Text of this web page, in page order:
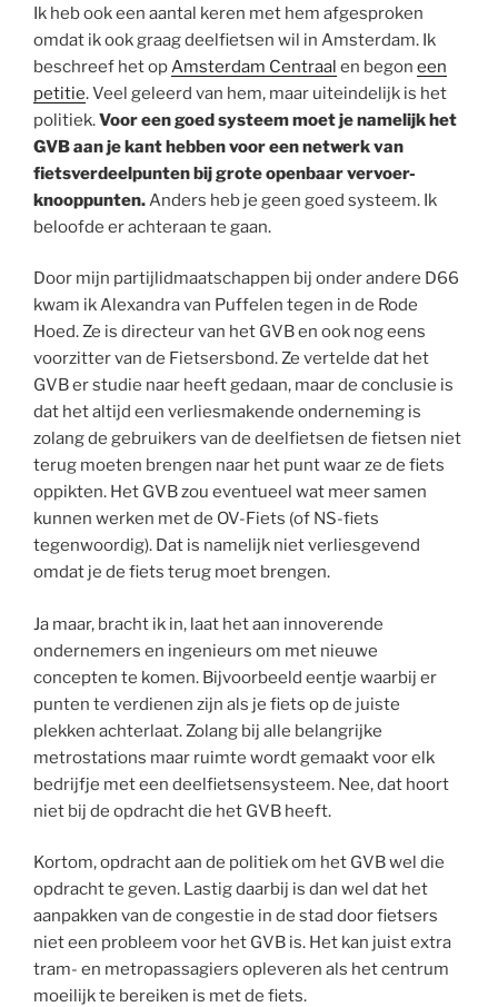
Ik heb ook een aantal keren met hem afgesproken
omdat ik ook graag deelfietsen wil in Amsterdam. Ik
beschreef het op Amsterdam Centraal en begon een
petitie. Veel geleerd van hem, maar uiteindelijk is het
politiek.Voor een goed systeem moet je namelijk het
GVB aan je kant hebben voor een netwerk van
fietsverdeelpunten bij grote openbaar vervoer-
knooppunten. Anders heb je geen goed systeem. Ik
beloofde er achteraan te gaan.
Door mijn partijlidmaatschappen bij onder andere D66
kwam ik Alexandra van Puffelen tegen in de Rode
Hoed. Ze is directeur van het GVB en ook nog eens
voorzitter van de Fietsersbond. Ze vertelde dat het
GVB er studie naar heeft gedaan, maar de conclusie is
dat het altijd een verliesmakende onderneming is
zolang de gebruikers van de deelfietsen de fietsen niet
terug moeten brengen naar het punt waar ze de fiets
oppikten. Het GVB zou eventueel wat meer samen
kunnen werken met de OV-Fiets (of NS-fiets
tegenwoordig). Dat is namelijk niet verliesgevend
omdat je de fiets terug moet brengen.
Ja maar, bracht ik in, laat het aan innoverende
ondernemers en ingenieurs om met nieuwe
concepten te komen. Bijvoorbeeld eentje waarbij er
punten te verdienen zijn als je fiets op de juiste
plekken achterlaat. Zolang bij alle belangrijke
metrostations maar ruimte wordt gemaakt voor elk
bedrijfje met een deelfietsensysteem. Nee, dat hoort
niet bij de opdracht die het GVB heeft.
Kortom, opdracht aan de politiek om het GVB wel die
opdracht te geven. Lastig daarbij is dan wel dat het
aanpakken van de congestie in de stad door fietsers
niet een probleem voor het GVB is. Het kan juist extra
tram- en metropassagiers opleveren als het centrum
moeilijk te bereiken is met de fiets.